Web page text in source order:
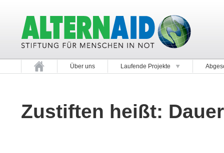
Über uns Laufende Projekte
Zustiften heißt: